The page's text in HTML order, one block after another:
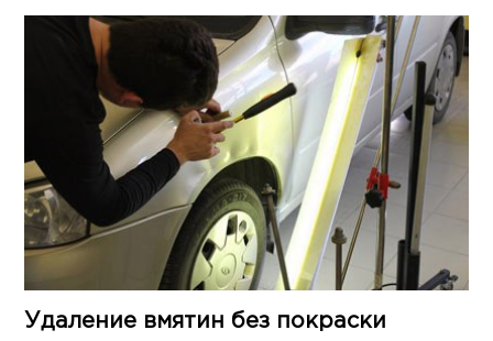
Удаление вмятин без покраски